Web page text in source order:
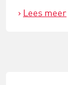
Lees meer